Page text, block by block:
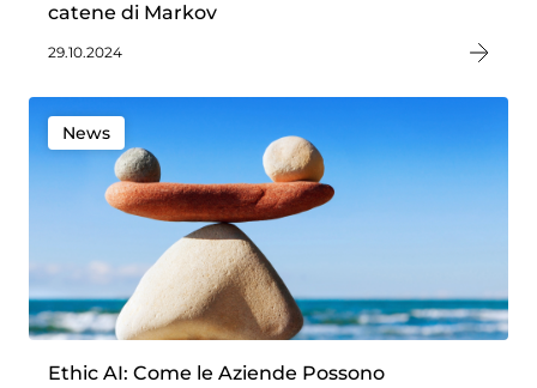
catene di Markov
29.10.2024
News
Ethic AI: Come le Aziende Possono